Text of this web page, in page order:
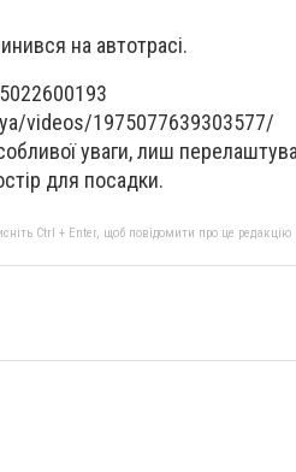
на автотрасі.
videos/1975077639303577/
уваги, лиш
для посадки.
Ctrl + Enter, щоб повідомити про це редакцію